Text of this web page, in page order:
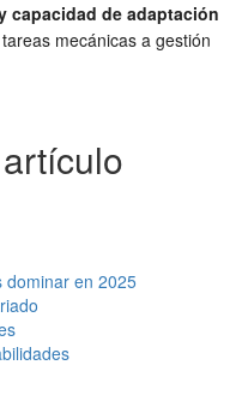
capacidad de adaptación
mecánicas a gestión
dominar en 2025